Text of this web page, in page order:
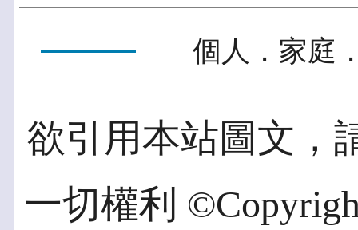
個人．家庭
欲引用本站圖文，
一切權利